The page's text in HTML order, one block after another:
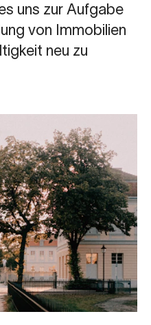
uns zur Aufgabe
von Immobilien
neu zu